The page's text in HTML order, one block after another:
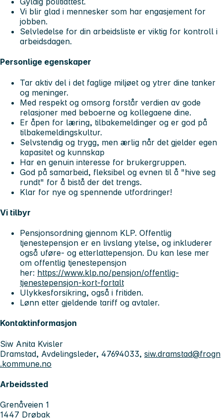
Vi blir glad i mennesker som har engasjement for
jobben.
Selvledelse for din arbeidsliste er viktig for kontroll i
arbeidsdagen.
Personlige egenskaper
Tar aktiv del i det faglige miljøet og ytrer dine tanker
og meninger.
Med respekt og omsorg forstår verdien av gode
relasjoner med beboerne og kollegaene dine.
Er åpen for læring, tilbakemeldinger og er god på
tilbakemeldingskultur.
Selvstendig og trygg, men ærlig når det gjelder egen
kapasitet og kunnskap
Har en genuin interesse for brukergruppen.
God på samarbeid, fleksibel og evnen til å "hive seg
rundt" for å bistå der det trengs.
Klar for nye og spennende utfordringer!
Vi tilbyr
Pensjonsordning gjennom KLP. Offentlig
tjenestepensjon er en livslang ytelse, og inkluderer
også uføre- og etterlattepensjon. Du kan lese mer
om offentlig tjenestepensjon
her: https://www.klp.no/pensjon/offentlig-
tjenestepensjon-kort-fortalt
Ulykkesforsikring, også i fritiden.
Lønn etter gjeldende tariff og avtaler.
Kontaktinformasjon
Siw Anita Kvisler
Dramstad, Avdelingsleder, 47694033, siw.dramstad@frogn
.kommune.no
Arbeidssted
Grenåveien 1
1447 Drøbak